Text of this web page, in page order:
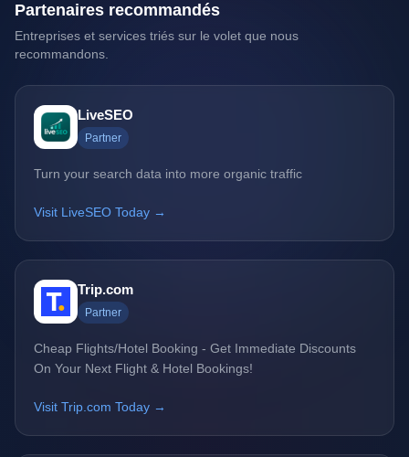
Partenaires recommandés
Entreprises et services triés sur le volet que nous
recommandons.
LiveSEO
Partner
Turn your search data into more organic traffic
Visit LiveSEO Today →
Trip.com
Partner
Cheap Flights/Hotel Booking - Get Immediate Discounts
On Your Next Flight & Hotel Bookings!
Visit Trip.com Today →